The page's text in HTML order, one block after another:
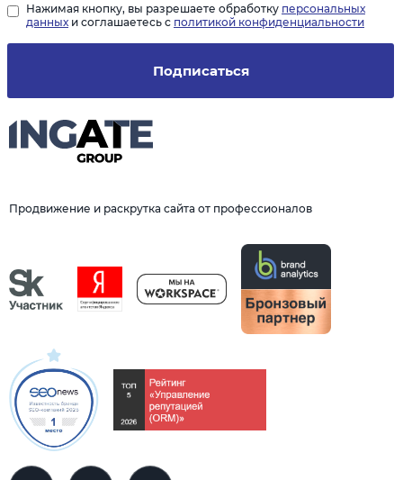
Продвижение и раскрутка сайта от профессионалов
Подписаться
Нажимая кнопку, вы разрешаете обработку персональных
данных и соглашаетесь с политикой конфиденциальности